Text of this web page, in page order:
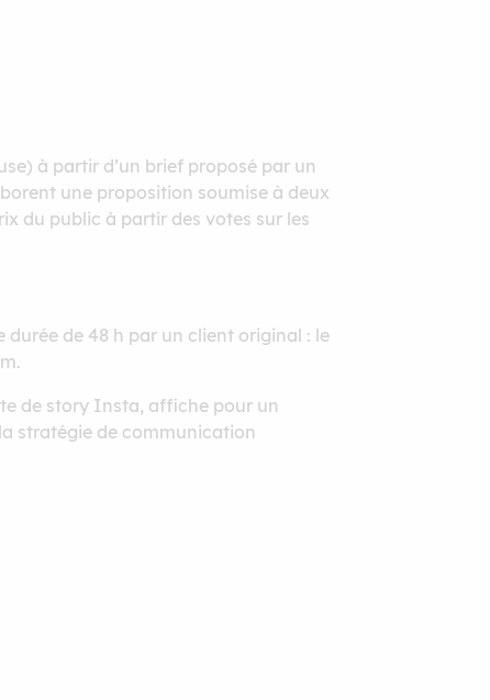
à partir d’un brief proposé par un
une proposition soumise à deux
du public à partir des votes sur les
durée de 48 h par un client original : le
de story Insta, affiche pour un
stratégie de communication